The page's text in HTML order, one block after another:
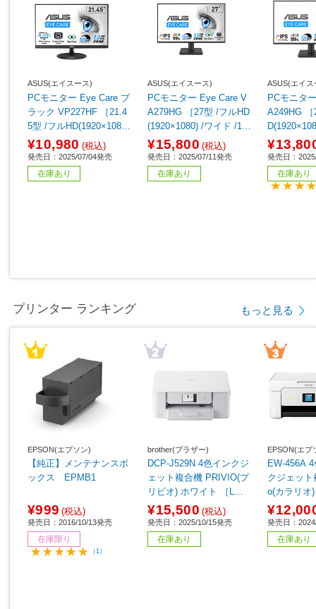
ASUS(エイスース)
PCモニター Eye Care ブ
ラック VP227HF ［21.4
5型 /フルHD(1920×1080)
/ワイド /100Hz］
¥10,980 (税込)
発売日：2025/07/04発売
在庫あり
ASUS(エイスース)
PCモニター Eye Care V
A279HG ［27型 /フルHD
(1920×1080) /ワイド /12
0Hz］
¥15,800 (税込)
発売日：2025/07/11発売
在庫あり
ASUS(エイス
PCモニタ
A249HG
20Hz］
発売日：
在庫あり
プリンター ランキング もっと見る
EPSON(エプソン)
【純正】メンテナンスボ
ックス EPMB1
¥999 (税込)
発売日：2016/10/13発売
在庫限り
（1）
brother(ブラザー)
DCP-J529N 4色インクジ
ェット複合機 PRIVIO(プ
リビオ) ホワイト ［L判
～A4］
¥15,500 (税込)
発売日：2025/10/15発売
在庫あり
EPSON(エプ
EW-456A
クジェッ
o(カラリオ
［カード
発売日：
在庫あり